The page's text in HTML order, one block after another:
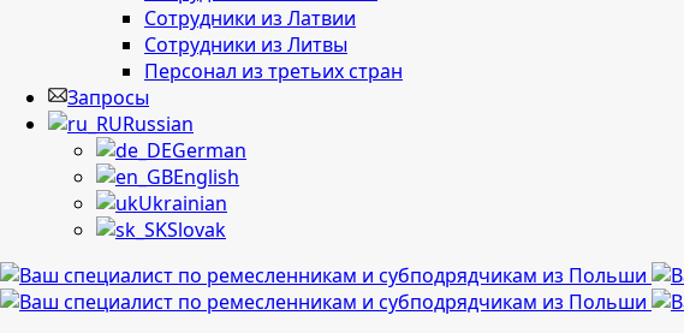
Сотрудники из Латвии
Сотрудники из Литвы
Персонал из третьих стран
Запросы
Russian
German
English
Ukrainian
Slovak